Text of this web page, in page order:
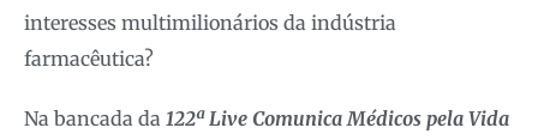
interesses multimilionários da indústria
farmacêutica?
Na bancada da 122ª Live Comunica Médicos pela Vida